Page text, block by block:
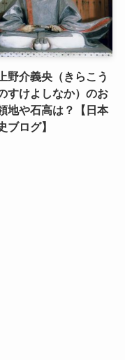
野介義央（きらこう
すけよしなか）のお
地や石高は？【日本
ブログ】